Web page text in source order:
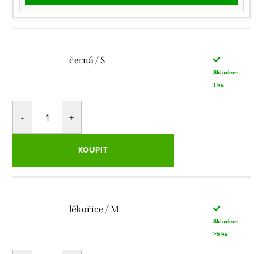
černá / S
Skladem
1 ks
KOUPIT
lékořice / M
Skladem
>5 ks